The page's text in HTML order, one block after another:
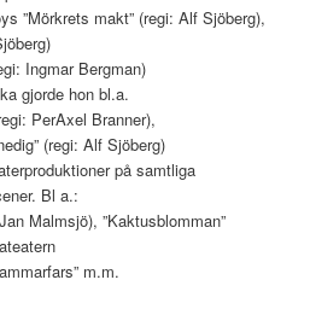
”Mörkrets makt” (regi: Alf Sjöberg),
Ingmar Bergman)
gjorde hon bl.a.
PerAxel Branner),
(regi: Alf Sjöberg)
på samtliga
Bl a.:
Malmsjö), ”Kaktusblomman”
m.m.